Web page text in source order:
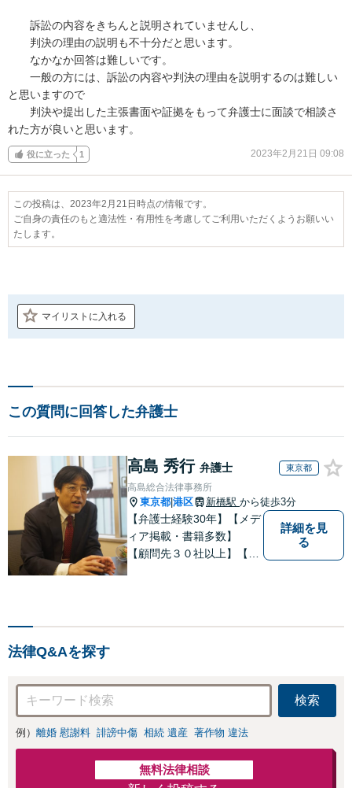
訴訟の内容をきちんと説明されていませんし、
判決の理由の説明も不十分だと思います。
なかなか回答は難しいです。
一般の方には、訴訟の内容や判決の理由を説明するのは難しい
と思いますので
判決や提出した主張書面や証拠をもって弁護士に面談で相談さ
れた方が良いと思います。
役に立った 1 2023年2月21日 09:08
この投稿は、2023年2月21日時点の情報です。
ご自身の責任のもと適法性・有用性を考慮してご利用いただくようお願いい
たします。
マイリストに入れる
この質問に回答した弁護士
高島 秀行 弁護士 東京都
高島総合法律事務所
東京都 港区 新橋駅 から徒歩3分
【弁護士経験30年】【メデ
ィア掲載・書籍多数】
【顧問先３０社以上】【相
詳細を見
る
法律Q&Aを探す
検索
例） 離婚 慰謝料 誹謗中傷 相続 遺産 著作物 違法
無料法律相談